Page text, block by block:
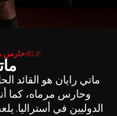
حارس مرمى منتخب أستراليا/ELP
ماتي رايان هو القائد
وحارس مرماه، كما
الدوليين في